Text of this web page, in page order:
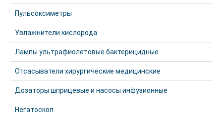
Пульсоксиметры
Увлажнители кислорода
Лампы ультрафиолетовые бактерицидные
Отсасыватели хирургические медицинские
Дозаторы шприцевые и насосы инфузионные
Негатоскоп